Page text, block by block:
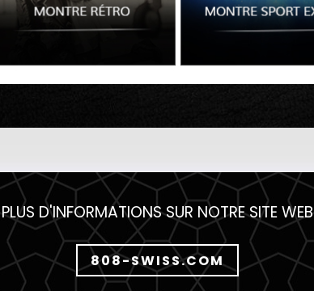
PLUS D'INFORMATIONS SUR NOTRE SITE WEB
808-SWISS.COM